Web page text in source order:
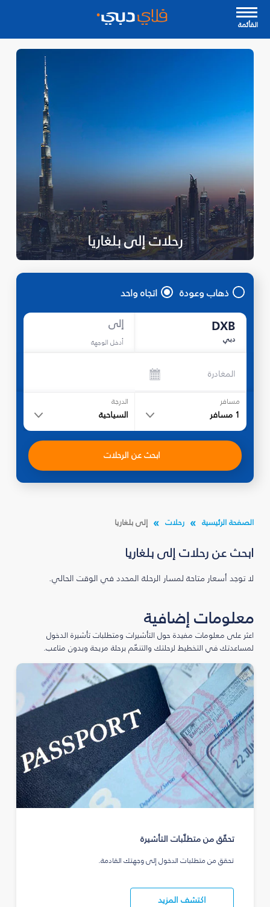
القأئمة
رحلات إلى بلغاريا
ذهاب وعودة اتجاه واحد
DXB
دبي
إلى
أدخل الوجهة
المغادرة
مسافر
1 مسافر
الدرجة
السياحية
ابحث عن الرحلات
الصفحة الرئيسية رحلات إلى بلغاريا
ابحث عن رحلات إلى بلغاريا
لا توجد أسعار متاحة لمسار الرحلة المحدد في الوقت الحالي.
معلومات إضافية
اعثر على معلومات مفيدة حول التأشيرات ومتطلبات تأشيرة الدخول
لمساعدتك في التخطيط لرحلتك والتنعّم برحلة مريحة وبدون متاعب.
تحقّق من متطلّبات التأشيرة
تحقق من متطلبات الدخول إلى وجهتك القادمة.
اكتشف المزيد